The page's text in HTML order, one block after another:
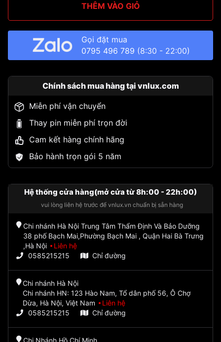
THÊM VÀO GIỎ
Gọi đặt mua
0795 496 789 (8:30 - 22:00)
Chính sách mua hàng tại vnlux.com
Miễn phí vận chuyển
Thay pin miễn phí trọn đời
Cam kết hàng chính hãng
Bảo hành trọn gói 5 năm
Hệ thống cửa hàng(mở cửa từ 8h:00 - 22h:00)
vui lòng liên hệ trước để vnlux.vn chuẩn bị sẵn hàng
Chi nhánh Hà Nội Trung Tâm Thẩm Định Và Bảo Dưỡng
38 phố Bạch Mai,Phường Bạch Mai , Quận Hai Bà Trưng
,Hà Nội
Liên hệ
0585215215
Chỉ đường
Chi nhánh Hà Nội
Chi nhánh HN: 123 Hào Nam, Tổ dân phố 56, Ô Chợ
Dừa, Hà Nội, Việt Nam
Liên hệ
0585215215
Chỉ đường